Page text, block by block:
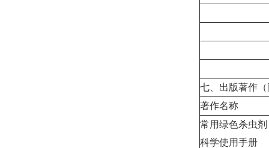
七、出版著作（
著作名称
常用绿色杀虫剂
科学使用手册